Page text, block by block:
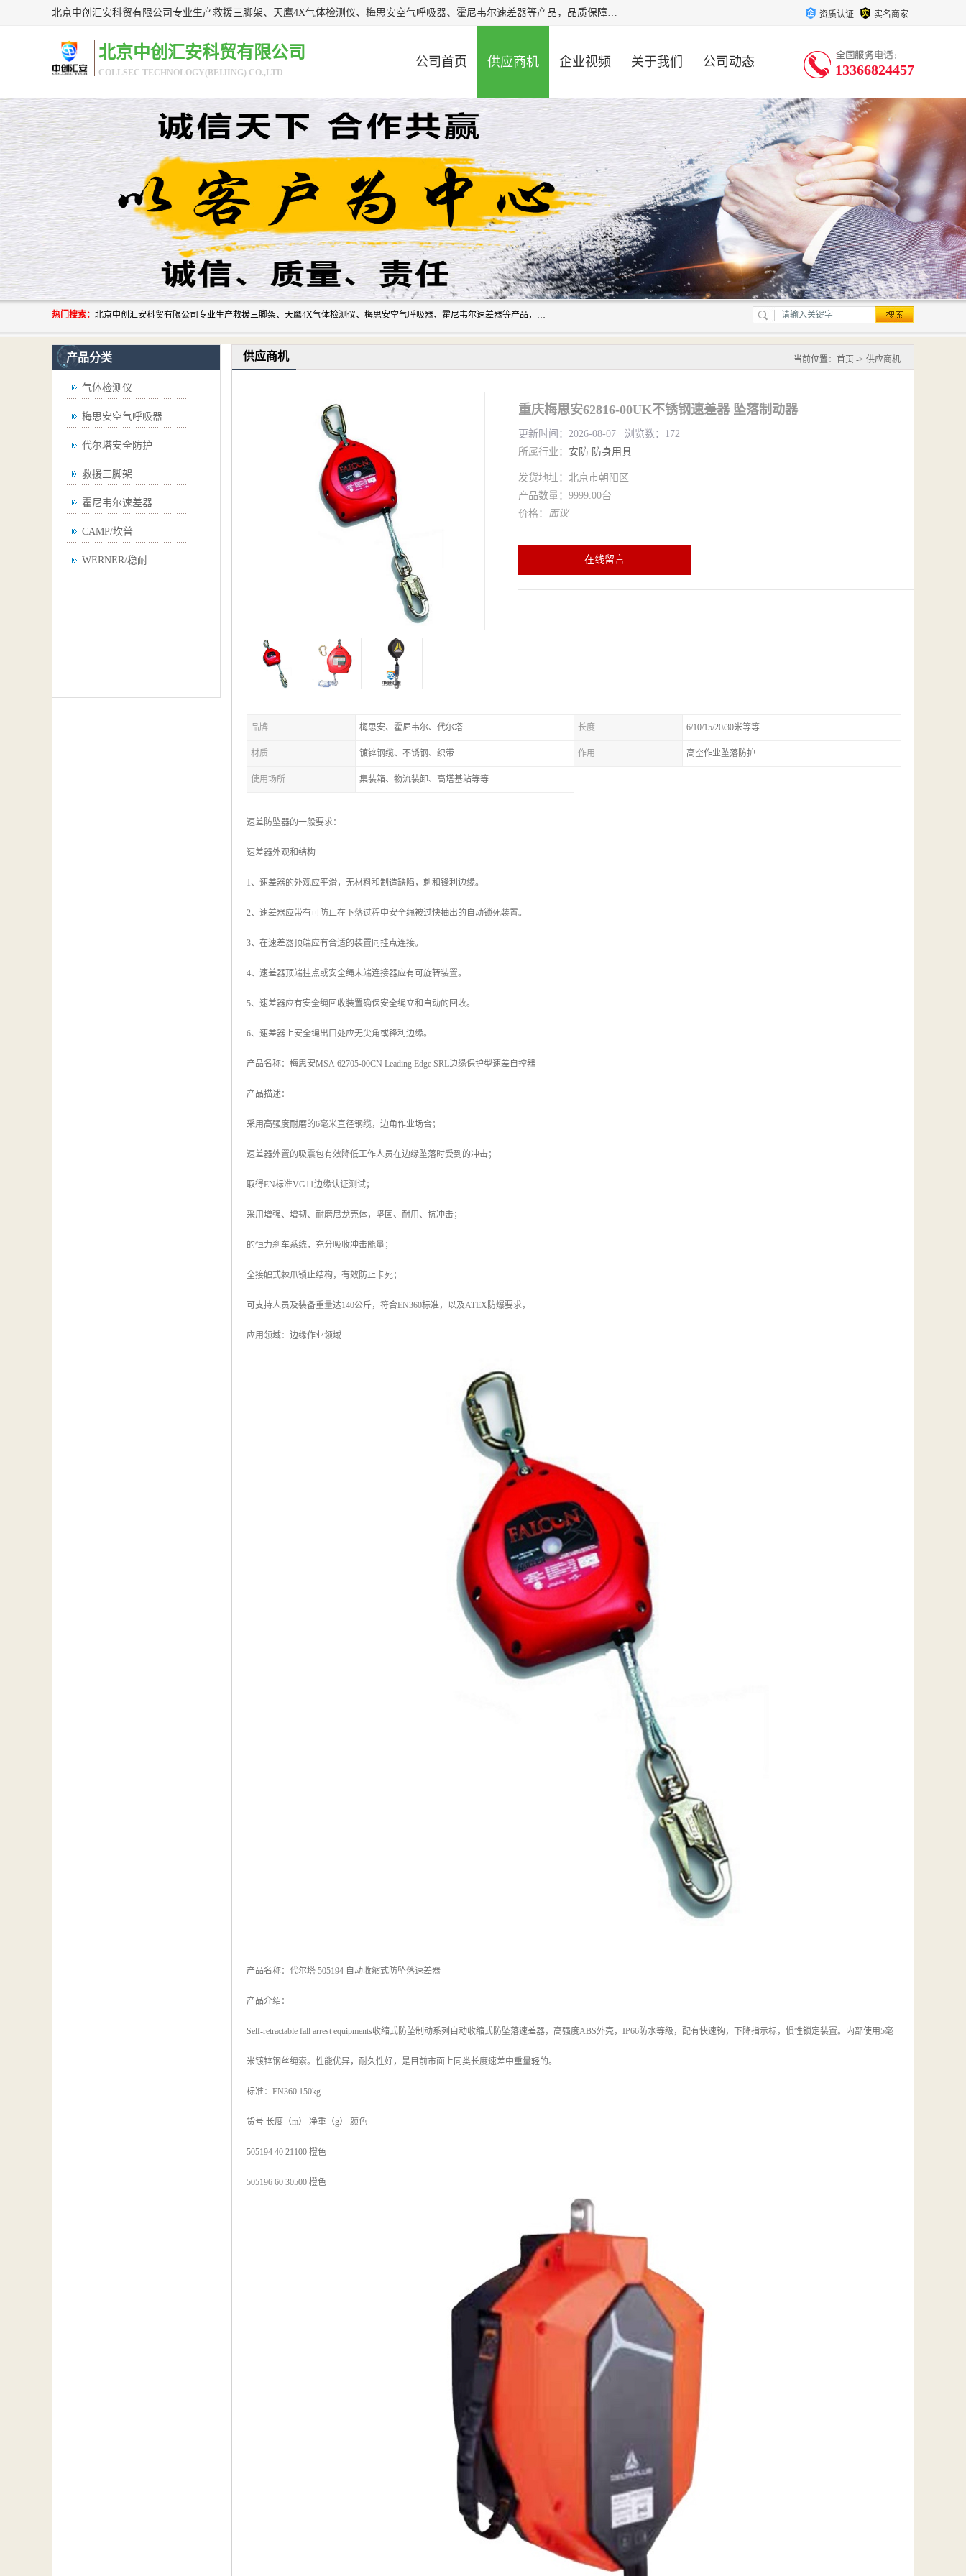
北京中创汇安科贸有限公司专业生产救援三脚架、天鹰4X气体检测仪、梅思安空气呼吸器、霍尼韦尔速差器等产品，品质保障，价格合理，欢迎在线致电咨询。 资质认证 实名商家
北京中创汇安科贸有限公司
COLLSEC TECHNOLOGY(BEIJING) CO.,LTD
公司首页 供应商机 企业视频 关于我们 公司动态 13366824457
热门搜索： 北京中创汇安科贸有限公司专业生产救援三脚架、天鹰4X气体检测仪、梅思安空气呼吸器、霍尼韦尔速差器等产品，品质保障，价格合理，欢迎在线致电咨询。
产品分类
气体检测仪
梅思安空气呼吸器
代尔塔安全防护
救援三脚架
霍尼韦尔速差器
CAMP/坎普
WERNER/稳耐
供应商机 当前位置： 首页 -> 供应商机
重庆梅思安62816-00UK不锈钢速差器 坠落制动器
更新时间：2026-08-07 浏览数：172
所属行业： 安防 防身用具
发货地址：北京市朝阳区
产品数量：9999.00台
价格： 面议
在线留言
品牌 梅思安、霍尼韦尔、代尔塔 长度 6/10/15/20/30米等等
材质 镀锌钢缆、不锈钢、织带 作用 高空作业坠落防护
使用场所 集装箱、物流装卸、高塔基站等等
速差防坠器的一般要求：
速差器外观和结构
1、速差器的外观应平滑，无材料和制造缺陷，刺和锋利边缘。
2、速差器应带有可防止在下落过程中安全绳被过快抽出的自动锁死装置。
3、在速差器顶端应有合适的装置同挂点连接。
4、速差器顶端挂点或安全绳末端连接器应有可旋转装置。
5、速差器应有安全绳回收装置确保安全绳立和自动的回收。
6、速差器上安全绳出口处应无尖角或锋利边缘。
产品名称：梅思安MSA 62705-00CN Leading Edge SRL边缘保护型速差自控器
产品描述：
采用高强度耐磨的6毫米直径钢缆，边角作业场合；
速差器外置的吸震包有效降低工作人员在边缘坠落时受到的冲击；
取得EN标准VG11边缘认证测试；
采用增强、增韧、耐磨尼龙壳体，坚固、耐用、抗冲击；
的恒力刹车系统，充分吸收冲击能量；
全接触式棘爪锁止结构，有效防止卡死；
可支持人员及装备重量达140公斤，符合EN360标准，以及ATEX防爆要求，
应用领域：边缘作业领域
产品名称：代尔塔 505194 自动收缩式防坠落速差器
产品介绍：
Self-retractable fall arrest equipments收缩式防坠制动系列自动收缩式防坠落速差器，高强度ABS外壳，IP66防水等级，配有快速钩，下降指示标，惯性锁定装置。内部使用5毫
米镀锌钢丝绳索。性能优异，耐久性好，是目前市面上同类长度速差中重量轻的。
标准：EN360 150kg
货号 长度（m） 净重（g） 颜色
505194 40 21100 橙色
505196 60 30500 橙色